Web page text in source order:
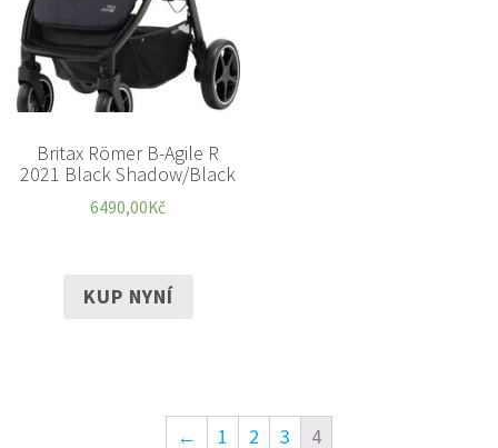
Britax Römer B-Agile R
2021 Black Shadow/Black
6490,00Kč
KUP NYNÍ
← 1 2 3 4